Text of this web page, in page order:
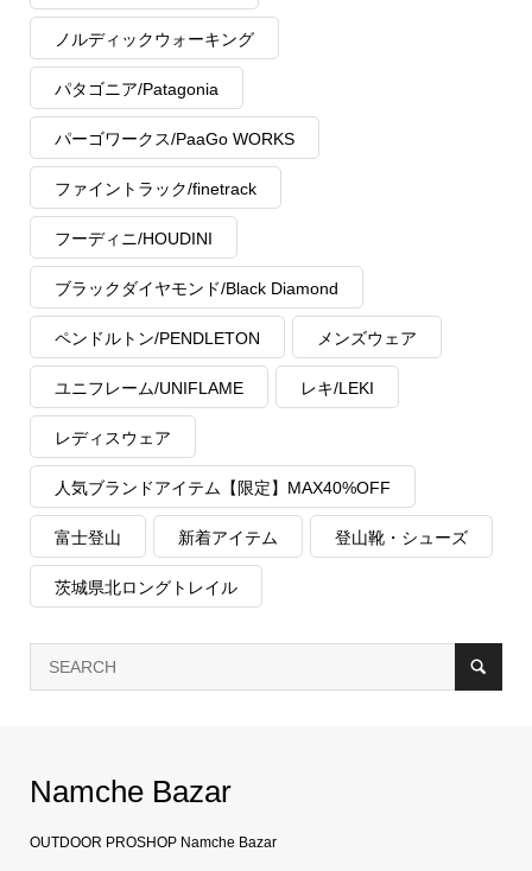
ノルディックウォーキング
パタゴニア/Patagonia
パーゴワークス/PaaGo WORKS
ファイントラック/finetrack
フーディニ/HOUDINI
ブラックダイヤモンド/Black Diamond
ペンドルトン/PENDLETON メンズウェア
ユニフレーム/UNIFLAME レキ/LEKI
レディスウェア
人気ブランドアイテム【限定】MAX40%OFF
富士登山 新着アイテム 登山靴・シューズ
茨城県北ロングトレイル
Namche Bazar
OUTDOOR PROSHOP Namche Bazar